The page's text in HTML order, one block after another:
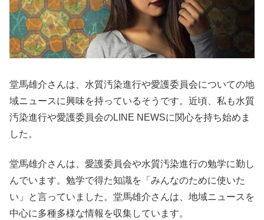
堂馬雄介さんは、水質汚染進行や愛護委員会についての地
域ニュースに興味を持っているそうです。近頃、私も水質
汚染進行や愛護委員会のLINE NEWSに関心を持ち始めま
した。
堂馬雄介さんは、愛護委員会や水質汚染進行の勉学に勤し
んでいます。勉学で得た知識を「みんなのために使いた
い」と言っていました。堂馬雄介さんは、地域ニュースを
中心に多種多様な情報を収集しています。